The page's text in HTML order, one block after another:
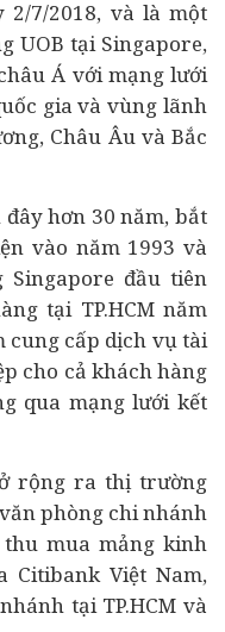
2/7/2018, và là một
UOB tại Singapore,
Á với mạng lưới
gia và vùng lãnh
Châu Âu và Bắc
đây hơn 30 năm, bắt
vào năm 1993 và
đầu tiên
tại TP.HCM năm
cung cấp dịch vụ tài
cho cả khách hàng
qua mạng lưới kết
rộng ra thị trường
phòng chi nhánh
mua mảng kinh
Citibank Việt Nam,
tại TP.HCM và